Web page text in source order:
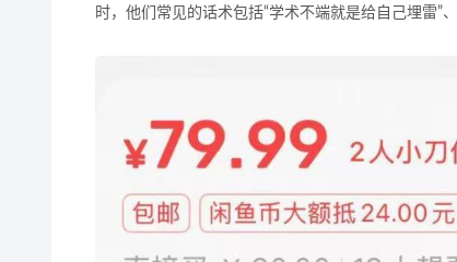
时，他们常见的话术包括“学术不端就是给自己埋雷”、